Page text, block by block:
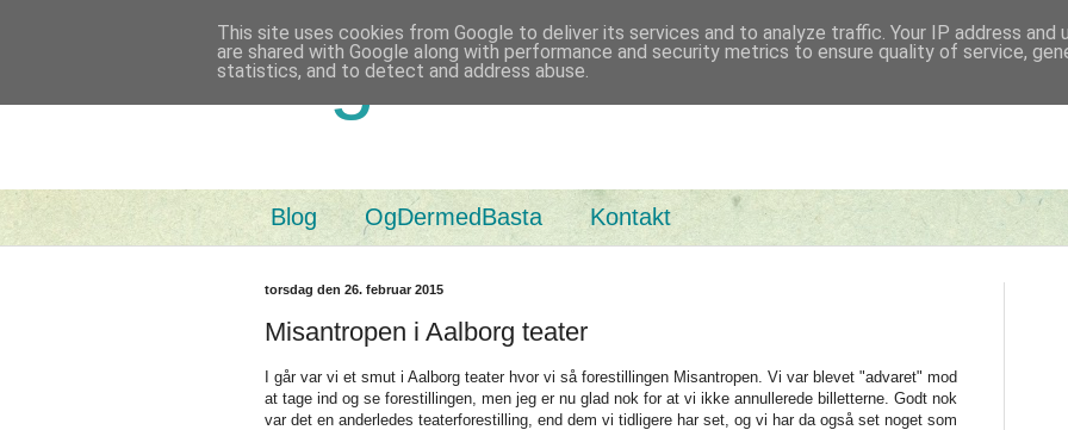
Og Dermed Basta
Blog OgDermedBasta Kontakt
torsdag den 26. februar 2015
Misantropen i Aalborg teater
I går var vi et smut i Aalborg teater hvor vi så forestillingen Misantropen. Vi var blevet "advaret" mod
at tage ind og se forestillingen, men jeg er nu glad nok for at vi ikke annullerede billetterne. Godt nok
var det en anderledes teaterforestilling, end dem vi tidligere har set, og vi har da også set noget som
This site uses cookies from Google to deliver its services and to analyze traffic. Your IP address and
are shared with Google along with performance and security metrics to ensure quality of service,
statistics, and to detect and address abuse.